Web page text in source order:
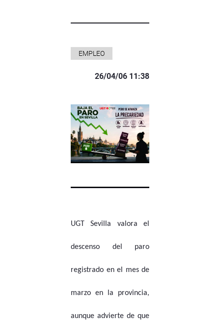
EMPLEO
26/04/06 11:38
UGT Sevilla valora el
descenso del paro
registrado en el mes de
marzo en la provincia,
aunque advierte de que